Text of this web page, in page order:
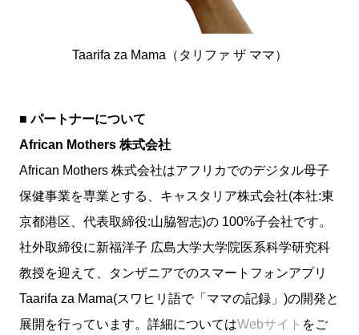
Taarifa za Mama（タリファ ザ ママ）
■ パートナーについて
African Mothers 株式会社
African Mothers 株式会社はアフリカでのデジタル母子
保健事業を専業とする、キャスタリア株式会社(本社:東
京都港区、代表取締役:山脇智志)の 100%子会社です。
社外取締役に新福洋子 広島大学大学院医系科学研究科
教授を迎えて、タンザニアでのスマートフォンアプリ
Taarifa za Mama(スワヒリ語で「ママの記録」)の開発と
展開を行っています。詳細についてはWebサイト をご